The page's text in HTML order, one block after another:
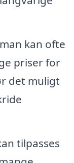
kan ofte
priser for
det muligt
tilpasses